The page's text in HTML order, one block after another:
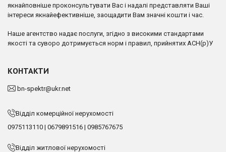
якнайповніше проконсультувати Вас і надалі представляти Ваші
інтереси якнайефективніше, заощадити Вам значні кошти і час.
Наше агентство надає послуги, згідно з високими стандартами
якості та суворо дотримується норм і правил, прийнятих АСН(р)У
КОНТАКТИ
bn-spektr@ukr.net
Відділ комерційної нерухомості
0975113110 | 0679891516 | 0985767675
Відділ житлової нерухомості